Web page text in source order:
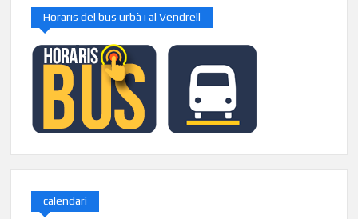
Horaris del bus urbà i al Vendrell
calendari